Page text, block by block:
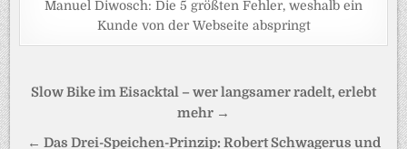
Manuel Diwosch: Die 5 größten Fehler, weshalb ein
Kunde von der Webseite abspringt
Beitragsnavigation
Slow Bike im Eisacktal – wer langsamer radelt, erlebt
mehr →
← Das Drei-Speichen-Prinzip: Robert Schwagerus und